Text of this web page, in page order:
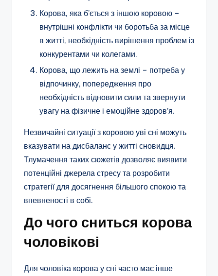
Корова, яка б’ється з іншою коровою –
внутрішні конфлікти чи боротьба за місце
в житті, необхідність вирішення проблем із
конкурентами чи колегами.
Корова, що лежить на землі – потреба у
відпочинку, попередження про
необхідність відновити сили та звернути
увагу на фізичне і емоційне здоров’я.
Незвичайні ситуації з коровою уві сні можуть
вказувати на дисбаланс у житті сновидця.
Тлумачення таких сюжетів дозволяє виявити
потенційні джерела стресу та розробити
стратегії для досягнення більшого спокою та
впевненості в собі.
До чого сниться корова
чоловікові
Для чоловіка корова у сні часто має інше